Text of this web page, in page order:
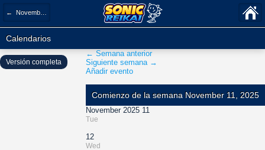
← November 2025
Calendarios
← Semana anterior
Siguiente semana →
Añadir evento
Comienzo de la semana November 11, 2025
November 2025 11
Tue
12
Wed
Versión completa